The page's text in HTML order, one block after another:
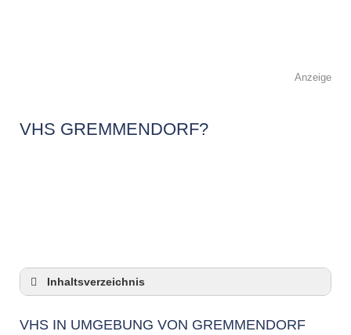
Anzeige
VHS GREMMENDORF?
Inhaltsverzeichnis
3 Quicktipps
VHS IN UMGEBUNG VON GREMMENDORF